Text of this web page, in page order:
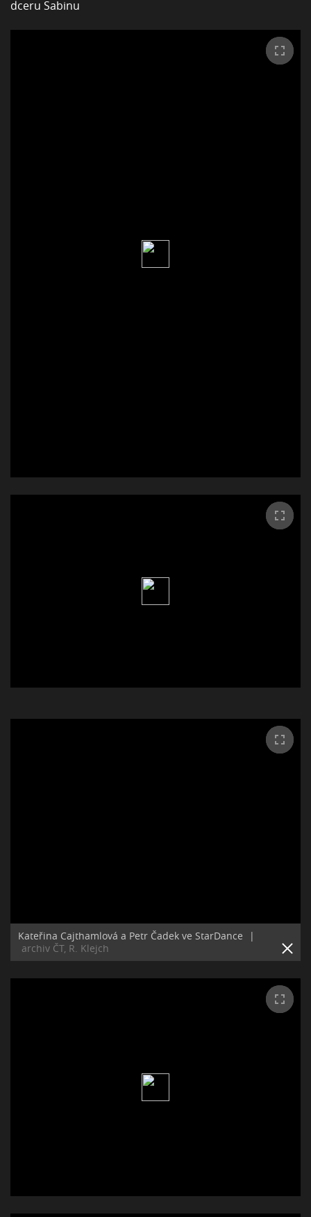
Kateřina Cajthamlová a Petr Čadek ve StarDance
|
archiv ČT, R. Klejch